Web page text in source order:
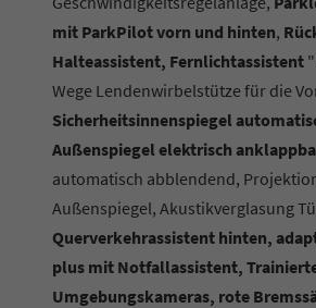
mit ParkPilot vorn und hinten,
Halteassistent, Fernlichtassistent
Wege Lendenwirbelstütze für die
Sicherheitsinnenspiegel
Außenspiegel elektrisch
automatisch abblendend,
Außenspiegel, Akustikverglasung
Querverkehrassistent hinten,
plus mit Notfallassistent,
Umgebungskameras, rote